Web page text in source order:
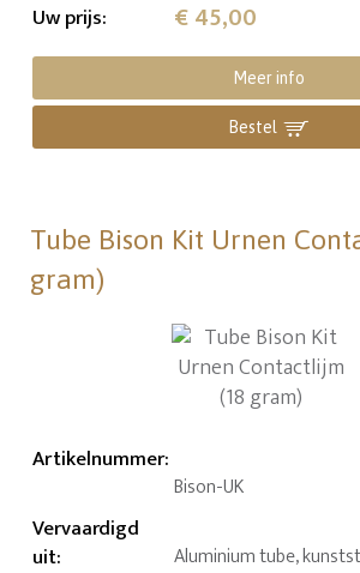
Uw prijs: € 45,00
Meer info
Bestel
Tube Bison Kit Urnen
gram)
Artikelnummer:
Bison-UK
Vervaardigd
uit: Aluminium tube,